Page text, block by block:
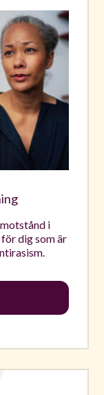
i
dig som är